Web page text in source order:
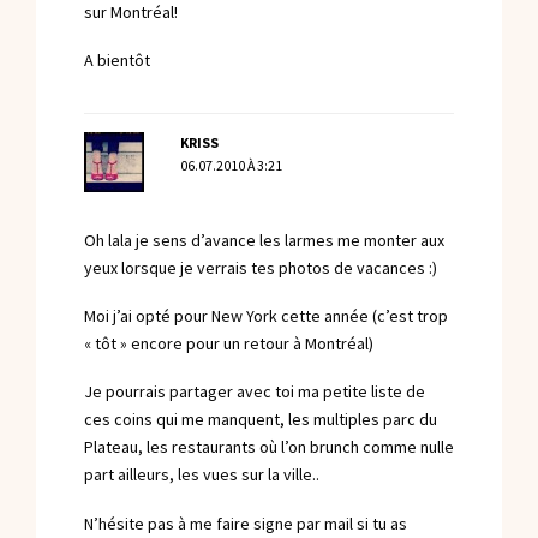
sur Montréal!
A bientôt
KRISS
06.07.2010 À 3:21
Oh lala je sens d’avance les larmes me monter aux
yeux lorsque je verrais tes photos de vacances :)
Moi j’ai opté pour New York cette année (c’est trop
« tôt » encore pour un retour à Montréal)
Je pourrais partager avec toi ma petite liste de
ces coins qui me manquent, les multiples parc du
Plateau, les restaurants où l’on brunch comme nulle
part ailleurs, les vues sur la ville..
N’hésite pas à me faire signe par mail si tu as